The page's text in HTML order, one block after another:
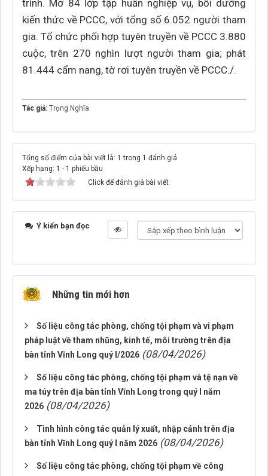
trình. Mở 84 lớp tập huấn nghiệp vụ, bồi dưỡng
kiến thức về PCCC, với tổng số 6.052 người tham
gia. Tổ chức phối hợp tuyên truyền về PCCC 3.880
cuộc, trên 270 nghìn lượt người tham gia; phát
81.444 cẩm nang, tờ rơi tuyên truyền về PCCC./.
Tác giả: Trọng Nghĩa
Tổng số điểm của bài viết là: 1 trong 1 đánh giá
Xếp hạng: 1 - 1 phiếu bầu
Click để đánh giá bài viết
Ý kiến bạn đọc
Những tin mới hơn
Số liệu công tác phòng, chống tội phạm và vi phạm
pháp luật về tham nhũng, kinh tế, môi trường trên địa
bàn tỉnh Vĩnh Long quý I/2026 (08/04/2026)
Số liệu công tác phòng, chống tội phạm và tệ nạn về
ma túy trên địa bàn tỉnh Vĩnh Long trong quý I năm
2026 (08/04/2026)
Tình hình công tác quản lý xuất, nhập cảnh trên địa
bàn tỉnh Vĩnh Long quý I năm 2026 (08/04/2026)
Số liệu công tác phòng, chống tội phạm về công